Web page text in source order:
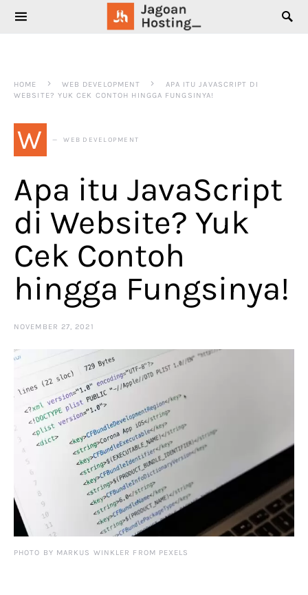
SEARCH FOR:
HOME WEB DEVELOPMENT
APA ITU JAVASCRIPT DI
WEBSITE? YUK CEK CONTOH HINGGA FUNGSINYA!
W WEB DEVELOPMENT
Apa itu JavaScript
di Website? Yuk
Cek Contoh
hingga Fungsinya!
NOVEMBER 27, 2021
PHOTO BY MARKUS WINKLER FROM PEXELS